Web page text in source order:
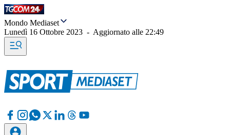
Mondo Mediaset
Lunedì 16 Ottobre 2023 - Aggiornato alle 22:49